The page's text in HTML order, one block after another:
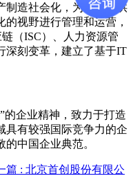
制造社会化，为客户提供
视野进行管理和运营，
（ISC）、人力资源管
深刻变革，建立了基于IT
的企业精神，致力于打造
具有较强国际竞争力的企
中国企业典范。
篇 : 北京首创股份有限公